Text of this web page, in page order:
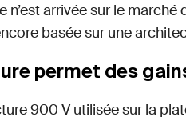
n’est arrivée sur le
basée sur une
permet des
900 V utilisée sur la